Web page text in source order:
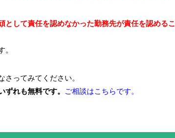
として責任を認めなかった勤務先が責任を認める
。
ってみてください。
れも無料です。
ご相談はこちらです。